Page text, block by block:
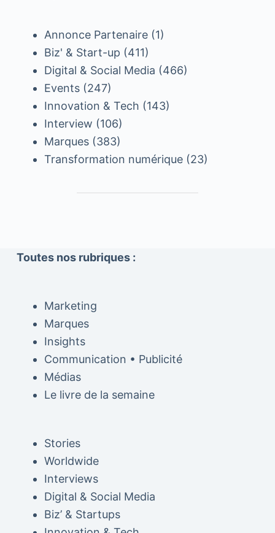
Annonce Partenaire(1)
Biz' & Start-up (411)
Digital & Social Media (466)
Events(247)
Innovation & Tech (143)
Interview (106)
Marques(383)
Transformation numérique(23)
Toutes nos rubriques :
Marketing
Marques
Insights
Communication • Publicité
Médias
Le livre de la semaine
Stories
Worldwide
Interviews
Digital & Social Media
Biz’ & Startups